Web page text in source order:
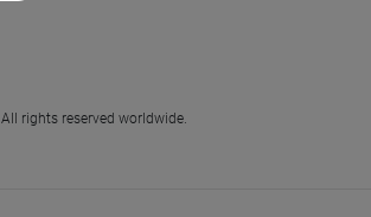
rights reserved worldwide.